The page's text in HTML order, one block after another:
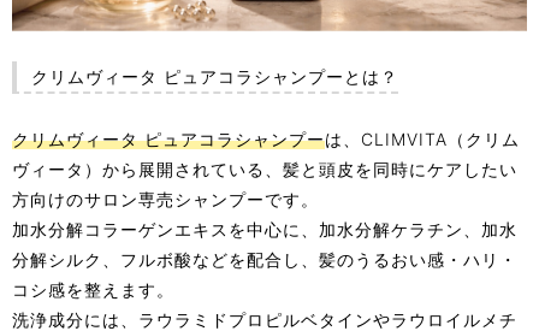
クリムヴィータ ピュアコラシャンプーとは？
クリムヴィータ ピュアコラシャンプーは、CLIMVITA（クリム
ヴィータ）から展開されている、髪と頭皮を同時にケアしたい
方向けのサロン専売シャンプーです。
加水分解コラーゲンエキスを中心に、加水分解ケラチン、加水
分解シルク、フルボ酸などを配合し、髪のうるおい感・ハリ・
コシ感を整えます。
洗浄成分には、ラウラミドプロピルベタインやラウロイルメチ